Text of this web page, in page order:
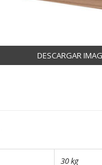
DESCARGAR
30 kg